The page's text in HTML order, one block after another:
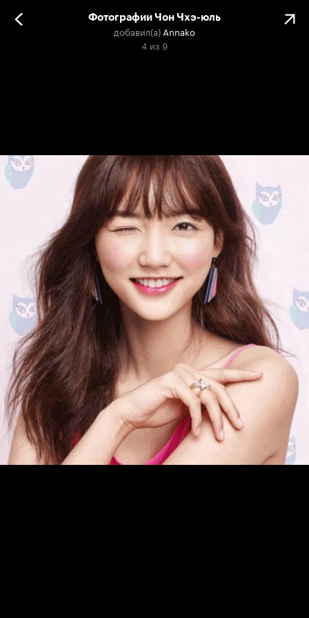
Фотографии Чон Чхэ-юль
добавил(а) Annako
4 из 9